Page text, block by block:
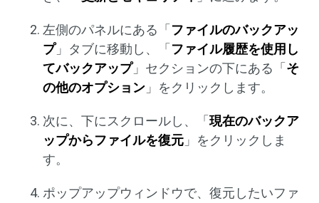
左側のパネルにある「ファイルのバックアッ
プ」タブに移動し、「ファイル履歴を使用し
てバックアップ」セクションの下にある「そ
の他のオプション 」をクリックします。
次に、下にスクロールし、「現在のバックア
ップからファイルを復元 」をクリックしま
す。
ポップアップウィンドウで、復元したいファ